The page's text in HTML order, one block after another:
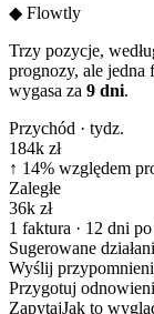
◆ Flowtly
Trzy pozycje,
prognozy, ale jedna
wygasa za 9 dni.
Przychód · tydz.
184k zł
↑ 14% względem
Zaległe
36k zł
1 faktura · 12 dni
Sugerowane
Wyślij
Przygotuj
ZapytajJak to